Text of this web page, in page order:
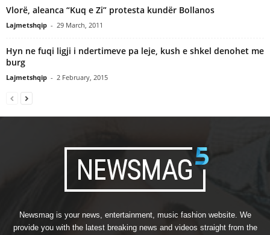
Vlorë, aleanca “Kuq e Zi” protesta kundër Bollanos
Lajmetshqip - 29 March, 2011
Hyn ne fuqi ligji i ndertimeve pa leje, kush e shkel denohet me
burg
Lajmetshqip - 2 February, 2015
Newsmag is your news, entertainment, music fashion website. We
provide you with the latest breaking news and videos straight from the